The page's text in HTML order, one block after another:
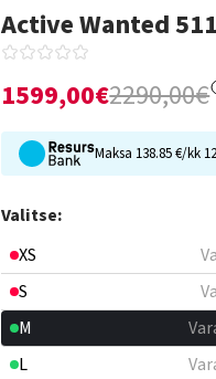
Active Wanted
1599,00€2290,00€
Maksa 138.85 €/kk
Valitse:
XS
S
M
L